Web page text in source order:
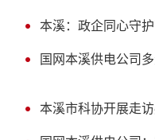
本溪：政企同心守
国网本溪供电公司
本溪市科协开展走